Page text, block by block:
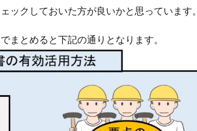
ックしておいた方が良いかと思っています。
まとめると下記の通りとなります。